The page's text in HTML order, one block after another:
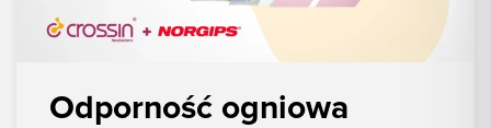
Odporność ogniowa